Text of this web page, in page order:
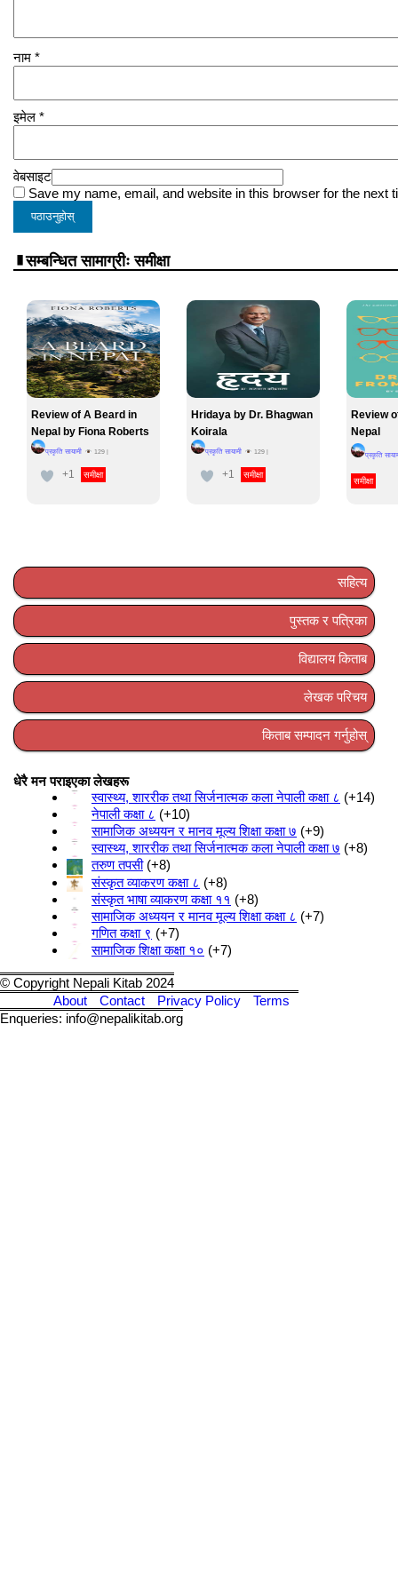
नाम *
इमेल *
वेबसाइट
Save my name, email, and website in this browser for the next
सम्बन्धित सामाग्रीः समीक्षा
Review of A Beard in
Nepal by Fiona Roberts
प्रकृति सायामी 129|
+1 समीक्षा
Hridaya by Dr. Bhagwan
Koirala
प्रकृति सायामी 129|
+1 समीक्षा
Review
Nepal
प्रकृति
समीक्षा
सहित्य
पुस्तक र पत्रिका
विद्यालय किताब
लेखक परिचय
किताब सम्पादन गर्नुहोस्
धेरै मन पराइएका लेखहरू
स्वास्थ्य, शाररीक तथा सिर्जनात्मक कला नेपाली कक्षा ८
+14
नेपाली कक्षा ८
+10
सामाजिक अध्ययन र मानव मूल्य शिक्षा कक्षा ७ +9
स्वास्थ्य, शाररीक तथा सिर्जनात्मक कला नेपाली कक्षा ७ +8
तरुण तपसी +8
संस्कृत व्याकरण कक्षा ८
+8
संस्कृत भाषा व्याकरण कक्षा ११
+8
सामाजिक अध्ययन र मानव मूल्य शिक्षा कक्षा ८
+7
गणित कक्षा ९
+7
सामाजिक शिक्षा कक्षा १० +7
© Copyright Nepali Kitab 2024
About
Contact Privacy Policy
Terms
Enqueries: info@nepalikitab.org